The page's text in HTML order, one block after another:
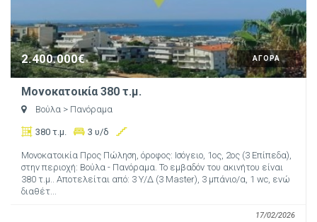
ΑΓΟΡΑ
2.400.000€
Μονοκατοικία 380 τ.μ.
Βούλα > Πανόραμα
380 τ.μ. 3 υ/δ
Μονοκατοικία Προς Πώληση, όροφος: Ισόγειο, 1ος, 2ος (3 Επίπεδα),
στην περιοχή: Βούλα - Πανόραμα. Το εμβαδόν του ακινήτου είναι
380 τ.μ.. Αποτελείται από: 3 Υ/Δ (3 Master), 3 μπάνιο/α, 1 wc, ενώ
διαθέτ...
17/02/2026